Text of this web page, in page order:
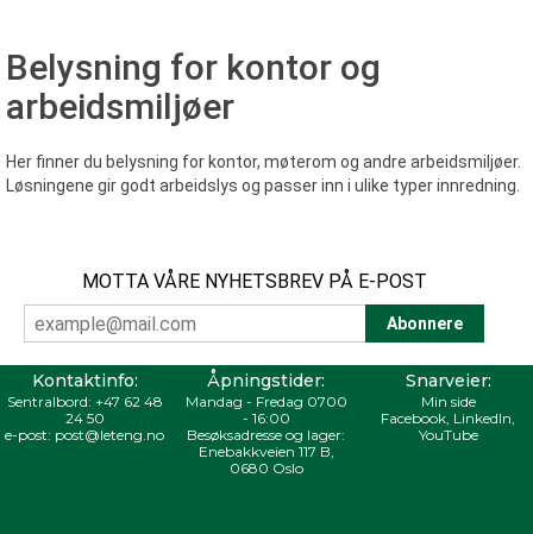
Belysning for kontor og
arbeidsmiljøer
Her finner du belysning for kontor, møterom og andre arbeidsmiljøer.
Løsningene gir godt arbeidslys og passer inn i ulike typer innredning.
MOTTA VÅRE NYHETSBREV PÅ E-POST
Kontaktinfo:
Sentralbord: +47 62 48
24 50
e-post: post@leteng.no
Åpningstider:
Mandag - Fredag 0700
- 16:00
Besøksadresse og lager:
Enebakkveien 117 B,
0680 Oslo
Snarveier:
Min side
Facebook, LinkedIn,
YouTube